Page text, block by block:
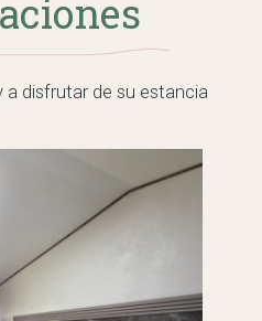
a disfrutar de su estancia